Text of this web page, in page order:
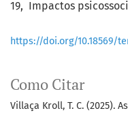
Como Citar
Villaça Kroll, T. C. (2025).
19, Impactos
https://doi.org/10.18569/